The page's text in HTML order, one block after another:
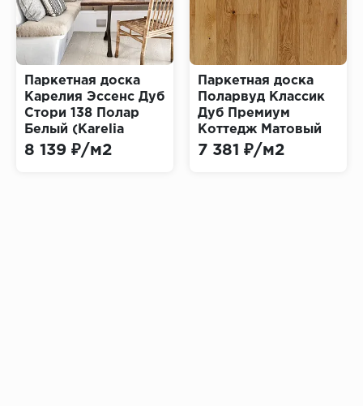
Паркетная доска
Карелия Эссенс Дуб
Стори 138 Полар
Белый (Karelia
Essence Story Polar
8 139 ₽/м2
Паркетная доска
Поларвуд Классик
Дуб Премиум
Коттедж Матовый
1S 5G (Polarwood
7 381 ₽/м2